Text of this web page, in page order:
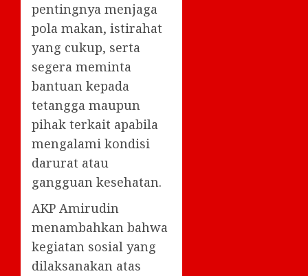
pentingnya menjaga
pola makan, istirahat
yang cukup, serta
segera meminta
bantuan kepada
tetangga maupun
pihak terkait apabila
mengalami kondisi
darurat atau
gangguan kesehatan.
AKP Amirudin
menambahkan bahwa
kegiatan sosial yang
dilaksanakan atas